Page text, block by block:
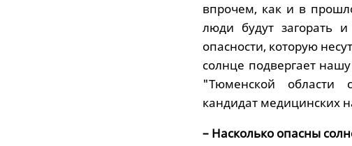
впрочем, как и в
люди будут загорать
опасности, которую
солнце подвергает
"Тюменской области
кандидат медицинских
– Насколько опасны